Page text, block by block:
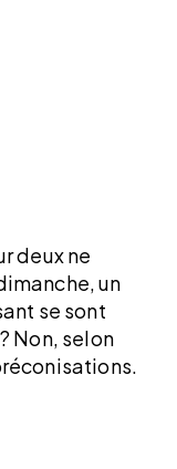
deux ne
un
se sont
Non, selon